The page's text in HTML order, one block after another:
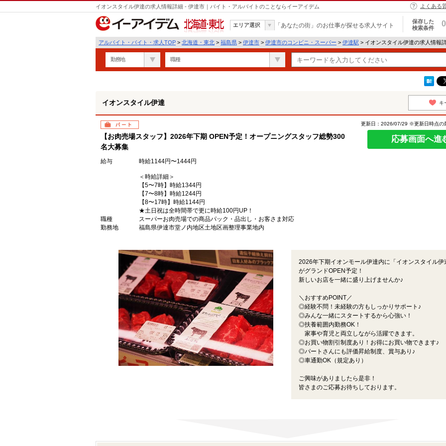
イオンスタイル伊達の求人情報詳細 - 伊達市｜バイト・アルバイトのことならイーアイデム よくある
北海道・東北
エリア選択 「あなたの街」のお仕事が探せる求人サイト
保存した
検索条件
0
アルバイト・バイト・求人TOP > 北海道・東北 > 福島県 > 伊達市 > 伊達市のコンビニ・スーパー > 伊達駅 > イオンスタイル伊達の求人情報
勤務地 職種
イオンスタイル伊達 キ
パート
【お肉売場スタッフ】2026年下期 OPEN予定！オープニングスタッフ総勢300
名大募集
更新日：2026/07/29 ※更新日時点の
応募画面へ進
給与 時給1144円〜1444円
＜時給詳細＞
【5〜7時】時給1344円
【7〜8時】時給1244円
【8〜17時】時給1144円
★土日祝は全時間帯で更に時給100円UP！
職種
スーパーお肉売場での商品パック・品出し・お客さま対応
勤務地
福島県伊達市堂ノ内地区土地区画整理事業地内
2026年下期イオンモール伊達内に「イオンスタイル伊
がグランドOPEN予定！
新しいお店を一緒に盛り上げませんか♪
＼おすすめPOINT／
◎経験不問！未経験の方もしっかりサポート♪
◎みんな一緒にスタートするから心強い！
◎扶養範囲内勤務OK！
家事や育児と両立しながら活躍できます。
◎お買い物割引制度あり！お得にお買い物できます♪
◎パートさんにも評価昇給制度、賞与あり♪
◎車通勤OK（規定あり）
ご興味がありましたら是非！
皆さまのご応募お待ちしております。